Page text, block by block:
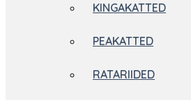
KINGAKATTED
PEAKATTED
RATARIIDED